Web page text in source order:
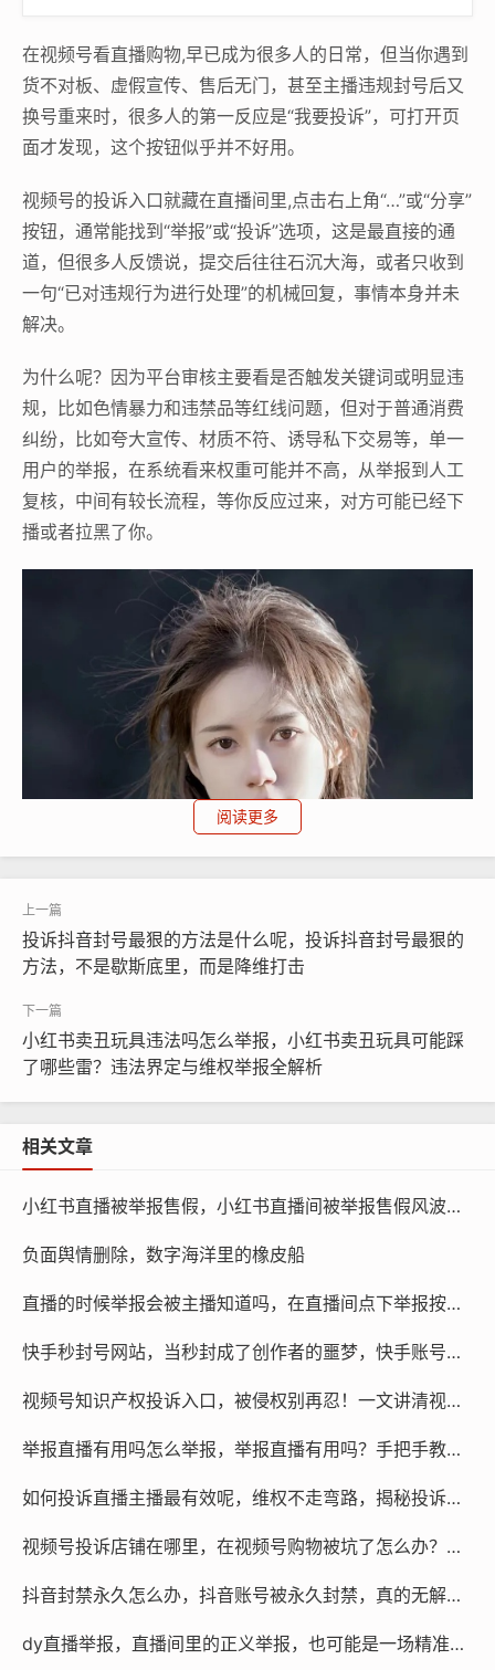
在视频号看直播购物,早已成为很多人的日常，但当你遇到
货不对板、虚假宣传、售后无门，甚至主播违规封号后又
换号重来时，很多人的第一反应是“我要投诉”，可打开页
面才发现，这个按钮似乎并不好用。
视频号的投诉入口就藏在直播间里,点击右上角“…”或“分享”
按钮，通常能找到“举报”或“投诉”选项，这是最直接的通
道，但很多人反馈说，提交后往往石沉大海，或者只收到
一句“已对违规行为进行处理”的机械回复，事情本身并未
解决。
为什么呢？因为平台审核主要看是否触发关键词或明显违
规，比如色情暴力和违禁品等红线问题，但对于普通消费
纠纷，比如夸大宣传、材质不符、诱导私下交易等，单一
用户的举报，在系统看来权重可能并不高，从举报到人工
复核，中间有较长流程，等你反应过来，对方可能已经下
播或者拉黑了你。
投诉不是简单点个按钮就完事,有几个关键点必须把握：一
写“宣传100%羊毛，实际检测为化纤”；三要保留交易凭证
“投诉卖家”通道，同时通过直播间入口举报，形成叠加效
应。
这里有一个关键细节：如果你的诉求是退货退款或赔偿，
号小店订单可找商家客服，小程序订单则要查注册公司主
体，拨打当地12315或通过12315小程序举报，注意区分，
和法律法规并不熟悉，遇到金额较大或情况复杂的纠纷，
比如虚假资质、连环套路、商家跑路等，及时寻找专业的
构熟悉固定证据的方法，知道如何精准定位被诉主体，能
题，往往能帮你省去大量的试错时间。
阅读更多
投诉抖音封号最狠的方法是什么呢，投诉抖音封号最狠的
方法，不是歇斯底里，而是降维打击
小红书卖丑玩具违法吗怎么举报，小红书卖丑玩具可能踩
了哪些雷？违法界定与维权举报全解析
相关文章
小红书直播被举报售假，小红书直播间被举报售假风波再起，信任危机下如何自救？
负面舆情删除，数字海洋里的橡皮船
直播的时候举报会被主播知道吗，在直播间点下举报按钮，屏幕那头的主播真的能看见你的身份吗？
快手秒封号网站，当秒封成了创作者的噩梦，快手账号异常封禁背后的自救与他援
视频号知识产权投诉入口，被侵权别再忍！一文讲清视频号知识产权投诉入口与高效维权路径
举报直播有用吗怎么举报，举报直播有用吗？手把手教你正确维权
如何投诉直播主播最有效呢，维权不走弯路，揭秘投诉直播主播最高效的策略
视频号投诉店铺在哪里，在视频号购物被坑了怎么办？一篇讲清维权入口和高效方法
抖音封禁永久怎么办，抖音账号被永久封禁，真的无解吗？深度解析挽救策略
dy直播举报，直播间里的正义举报，也可能是一场精准围猎